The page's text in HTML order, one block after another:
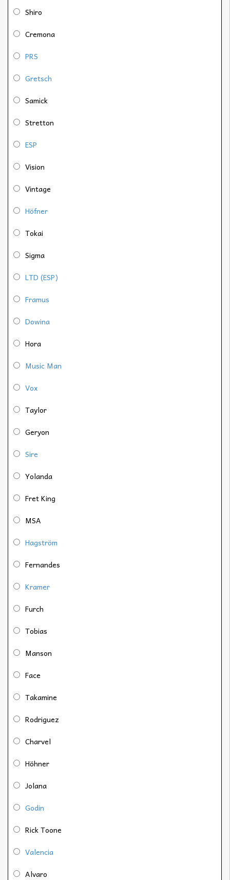
Shiro
Cremona
PRS
Gretsch
Samick
Stretton
ESP
Vision
Vintage
Höfner
Tokai
Sigma
LTD (ESP)
Framus
Dowina
Hora
Music Man
Vox
Taylor
Geryon
Sire
Yolanda
Fret King
MSA
Hagström
Fernandes
Kramer
Furch
Tobias
Manson
Face
Takamine
Rodriguez
Charvel
Höhner
Jolana
Godin
Rick Toone
Valencia
Alvaro